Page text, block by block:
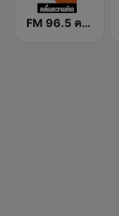
FM 96.5 คลื่นความคิด Thinking Radio